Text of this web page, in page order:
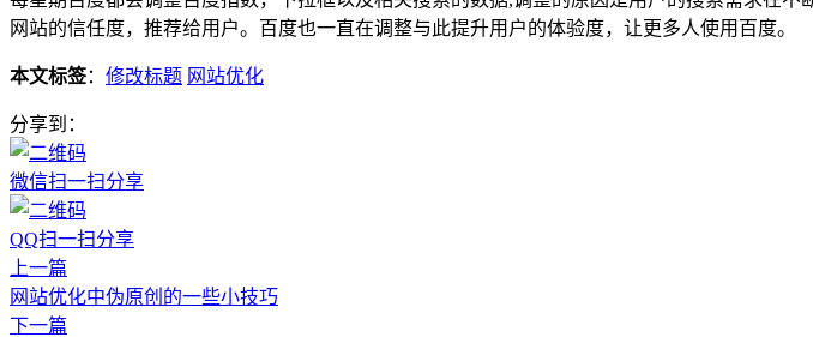
网站的信任度，推荐给用户。百度也一直在调整与此提升用户的体验度，让更多人使用百度。
本文标签： 修改标题 网站优化
分享到：
微信扫一扫分享
QQ扫一扫分享
上一篇
网站优化中伪原创的一些小技巧
下一篇